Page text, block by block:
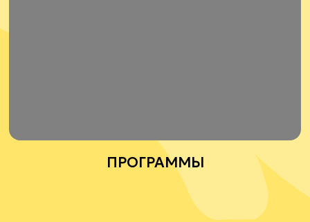
ПРОГРАММЫ